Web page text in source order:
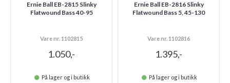
Ernie Ball EB-2815 Slinky
Flatwound Bass 40-95
Vare nr. 1102815
1.050,-
På lager og i butikk
Ernie Ball EB-2816 Slinky
Flatwound Bass 5, 45-130
Vare nr. 1102816
1.395,-
På lager og i butikk